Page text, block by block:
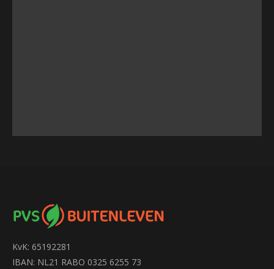
KvK: 65192281
IBAN: NL21 RABO 0325 6255 73